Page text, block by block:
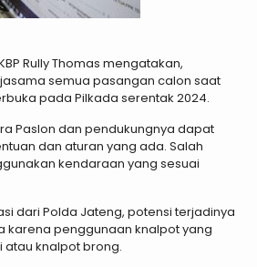
Rully Thomas mengatakan,
semua pasangan calon saat
pada Pilkada serentak 2024.
Paslon dan pendukungnya dapat
dan aturan yang ada. Salah
kendaraan yang sesuai
dari Polda Jateng, potensi terjadinya
karena penggunaan knalpot yang
atau knalpot brong.